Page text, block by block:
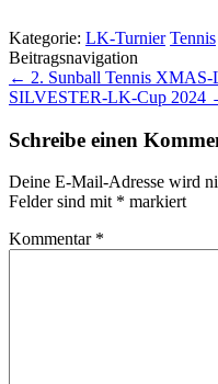
Kategorie: LK-Turnier Tennis
Beitragsnavigation
← 2. Sunball Tennis
SILVESTER-LK-Cup 2024
Schreibe einen
Deine E-Mail-Adresse wird
Felder sind mit * markiert
Kommentar *